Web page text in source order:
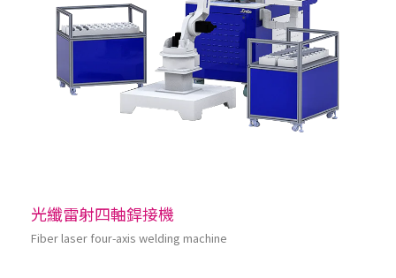
光纖雷射四軸銲接機
Fiber laser four-axis welding machine